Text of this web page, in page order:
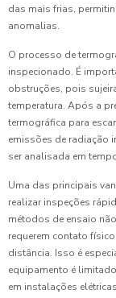
das mais frias,
anomalias.
O processo de
inspecionado. É
obstruções, pois
temperatura. Após a
termográfica para
emissões de radiação
ser analisada em
Uma das principais
realizar inspeções
métodos de ensaio
requerem contato
distância. Isso é
equipamento é
em instalações